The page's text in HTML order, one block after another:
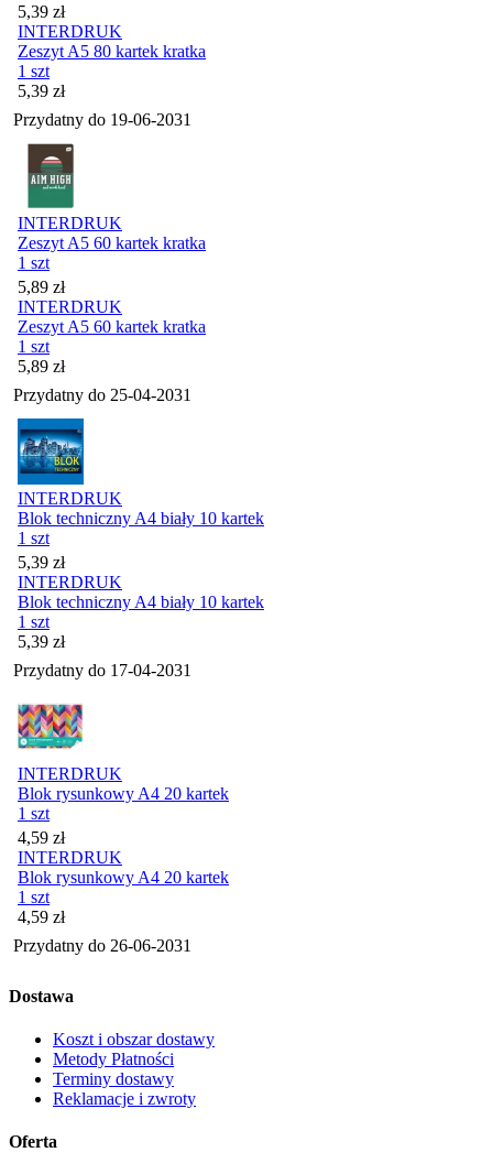
Cena
5,39 zł
INTERDRUK
Zeszyt A5 80 kartek kratka
1 szt
Cena
5,39 zł
Przydatny do 19-06-2031
INTERDRUK
Zeszyt A5 60 kartek kratka
1 szt
Cena
5,89 zł
INTERDRUK
Zeszyt A5 60 kartek kratka
1 szt
Cena
5,89 zł
Przydatny do 25-04-2031
INTERDRUK
Blok techniczny A4 biały 10 kartek
1 szt
Cena
5,39 zł
INTERDRUK
Blok techniczny A4 biały 10 kartek
1 szt
Cena
5,39 zł
Przydatny do 17-04-2031
INTERDRUK
Blok rysunkowy A4 20 kartek
1 szt
Cena
4,59 zł
INTERDRUK
Blok rysunkowy A4 20 kartek
1 szt
Cena
4,59 zł
Przydatny do 26-06-2031
Dostawa
Koszt i obszar dostawy
Metody Płatności
Terminy dostawy
Reklamacje i zwroty
Oferta